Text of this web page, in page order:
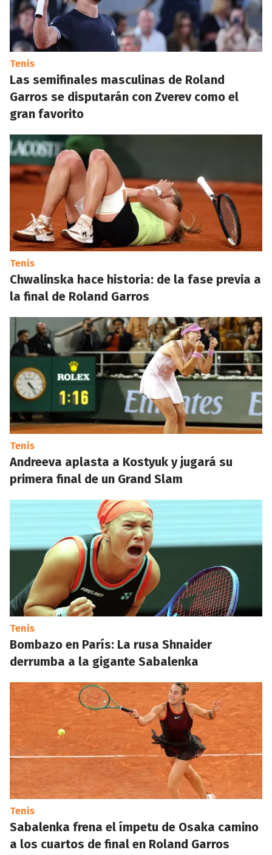
Tenis
Las semifinales masculinas de Roland
Garros se disputarán con Zverev como el
gran favorito
Tenis
Chwalinska hace historia: de la fase previa a
la final de Roland Garros
Tenis
Andreeva aplasta a Kostyuk y jugará su
primera final de un Grand Slam
Tenis
Bombazo en París: La rusa Shnaider
derrumba a la gigante Sabalenka
Tenis
Sabalenka frena el ímpetu de Osaka camino
a los cuartos de final en Roland Garros